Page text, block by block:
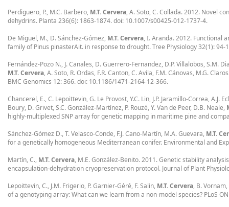
Perdiguero, P., M.C. Barbero, M.T. Cervera, A. Soto, C. Collada. 2012. Novel
dehydrins. Planta 236(6): 1863-1874. doi: 10.1007/s00425-012-1737-4.
De Miguel, M., D. Sánchez-Gómez, M.T. Cervera, I. Aranda. 2012. Functional
family of Pinus pinasterAit. in response to drought. Tree Physiology 32(1):
Fernández-Pozo N., J. Canales, D. Guerrero-Fernandez, D.P. Villalobos, S.M.
M.T. Cervera, A. Soto, R. Ordas, F.R. Canton, C. Avila, F.M. Cánovas, M.G.
BMC Genomics 12: 366. doi: 10.1186/1471-2164-12-366.
Chancerel, E., C. Lepoittevin, G. Le Provost, Y.C. Lin, J.P. Jaramillo-Correa, A.J.
Boury, D. Grivet, S.C. González-Martínez, P. Rouzé, Y. Van de Peer, D.B. Neale,
highly-multiplexed SNP array for genetic mapping in maritime pine and
Sánchez-Gómez D., T. Velasco-Conde, F.J. Cano-Martín, M.A. Guevara, M.T.
for a genetically homogeneous Mediterranean conifer. Environmental and
Martín, C., M.T. Cervera, M.E. González-Benito. 2011. Genetic stability
encapsulation-dehydration cryopreservation protocol. Journal of Plant
Lepoittevin, C., J.M. Frigerio, P. Garnier-Géré, F. Salin, M.T. Cervera, B.
of a genotyping array: What can we learn from a non-model species? PLoS